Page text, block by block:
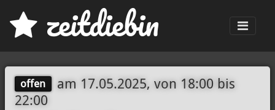
zeitdiebin
offen am 17.05.2025, von 18:00 bis
22:00